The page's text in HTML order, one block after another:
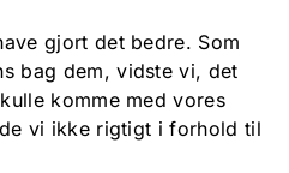
gjort det bedre. Som
bag dem, vidste vi, det
komme med vores
vi ikke rigtigt i forhold til